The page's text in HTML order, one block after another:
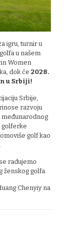
igru, turnir u
u našem
Women
dok će 2028.
u Srbiji!
Srbije,
razvoju
međunarodnog
golferke
golf kao
radujemo
ženskog golfa.
Chenyiy na